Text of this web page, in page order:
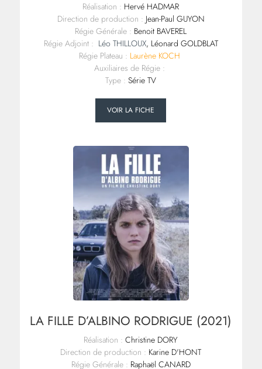
Réalisation : Hervé HADMAR
Direction de production : Jean-Paul GUYON
Régie Générale : Benoit BAVEREL
Régie Adjoint : Léo THILLOUX, Léonard GOLDBLAT
Régie Plateau : Laurène KOCH
Auxiliaires de Régie :
Type : Série TV
VOIR LA FICHE
LA FILLE D’ALBINO RODRIGUE (2021)
Réalisation : Christine DORY
Direction de production : Karine D'HONT
Régie Générale : Raphaël CANARD